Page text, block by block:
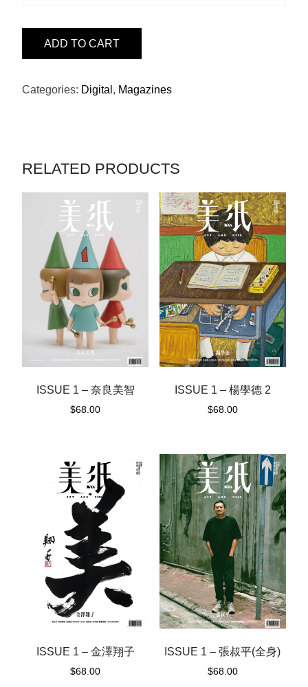
CHANEL
ADD TO CART
Categories: Digital , Magazines
RELATED PRODUCTS
ISSUE 1 – 奈良美智
$68.00
ISSUE 1 – 楊學德 2
$68.00
ISSUE 1 – 金澤翔子
$68.00
ISSUE 1 – 張叔平(全身)
$68.00